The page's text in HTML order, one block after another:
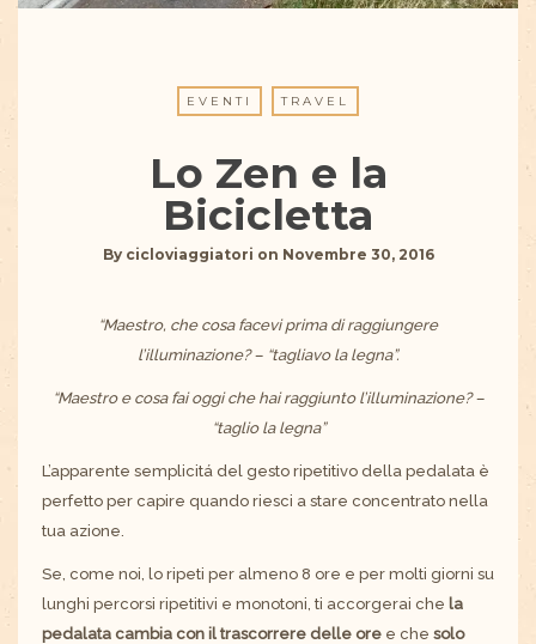
EVENTI TRAVEL
Lo Zen e la
Bicicletta
By cicloviaggiatori on Novembre 30, 2016
“Maestro, che cosa facevi prima di raggiungere
l’illuminazione? – “tagliavo la legna”.
“Maestro e cosa fai oggi che hai raggiunto l’illuminazione? –
“taglio la legna”
L’apparente semplicitá del gesto ripetitivo della pedalata è
perfetto per capire quando riesci a stare concentrato nella
tua azione.
Se, come noi, lo ripeti per almeno 8 ore e per molti giorni su
lunghi percorsi ripetitivi e monotoni, ti accorgerai che la
pedalata cambia con il trascorrere delle ore e che solo